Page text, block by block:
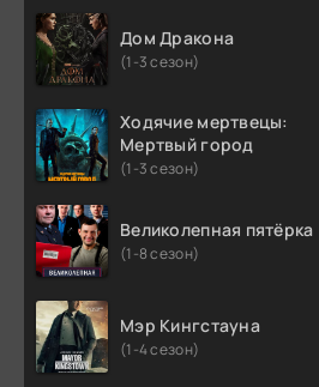
Дом Дракона
(1-3 сезон)
Ходячие мертвецы:
Мертвый город
(1-3 сезон)
Великолепная пятёрка
(1-8 сезон)
Мэр Кингстауна
(1-4 сезон)